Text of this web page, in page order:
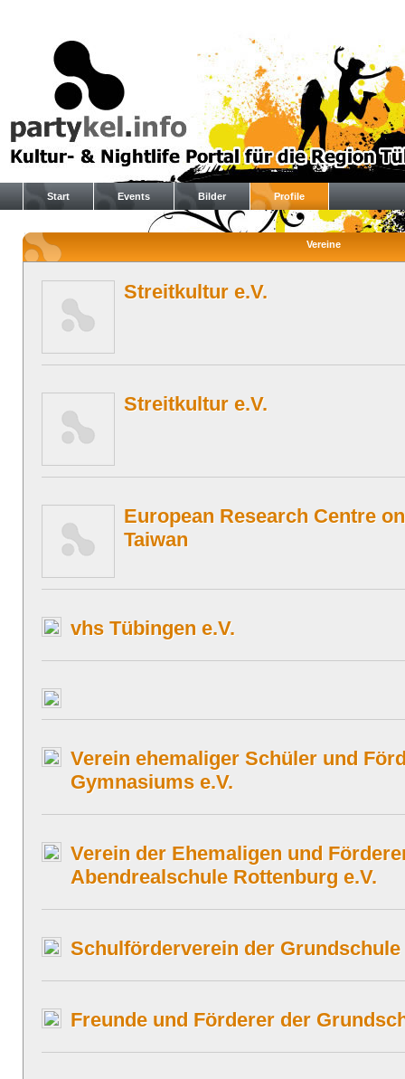
Start Events Bilder Profile
Vereine
Streitkultur e.V.
Streitkultur e.V.
European Research Centre
Taiwan
vhs Tübingen e.V.
Verein ehemaliger Schüler und
Gymnasiums e.V.
Verein der Ehemaligen und
Abendrealschule Rottenburg e.V.
Schulförderverein der Grundschule
Freunde und Förderer der